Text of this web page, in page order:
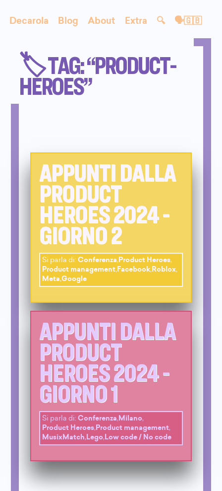
Decarola Blog About Extra 🔍 🗣🇬🇧
🏷️ TAG: “PRODUCT-
HEROES”
APPUNTI DALLA
PRODUCT
HEROES 2024 -
GIORNO 2
Si parla di: Conferenza,Product Heroes,
Product management,Facebook,Roblox,
Meta,Google
APPUNTI DALLA
PRODUCT
HEROES 2024 -
GIORNO 1
Si parla di: Conferenza, Milano,
Product Heroes, Product management,
MusixMatch, Lego, Low code / No code